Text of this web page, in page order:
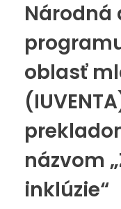
Národná
oblasť
názvom
inklúzie“